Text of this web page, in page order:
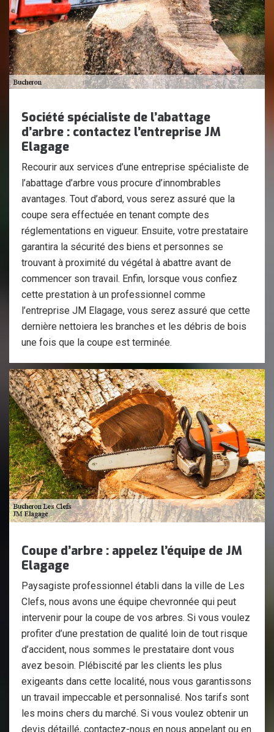
Société spécialiste de l’abattage
d’arbre : contactez l’entreprise JM
Elagage
Recourir aux services d’une entreprise spécialiste de
l’abattage d’arbre vous procure d’innombrables
avantages. Tout d’abord, vous serez assuré que la
coupe sera effectuée en tenant compte des
réglementations en vigueur. Ensuite, votre prestataire
garantira la sécurité des biens et personnes se
trouvant à proximité du végétal à abattre avant de
commencer son travail. Enfin, lorsque vous confiez
cette prestation à un professionnel comme
l’entreprise JM Elagage, vous serez assuré que cette
dernière nettoiera les branches et les débris de bois
une fois que la coupe est terminée.
Coupe d’arbre : appelez l’équipe de JM
Elagage
Paysagiste professionnel établi dans la ville de Les
Clefs, nous avons une équipe chevronnée qui peut
intervenir pour la coupe de vos arbres. Si vous voulez
profiter d’une prestation de qualité loin de tout risque
d’accident, nous sommes le prestataire dont vous
avez besoin. Plébiscité par les clients les plus
exigeants dans cette localité, nous vous garantissons
un travail impeccable et personnalisé. Nos tarifs sont
les moins chers du marché. Si vous voulez obtenir un
devis détaillé, contactez-nous en nous appelant ou en